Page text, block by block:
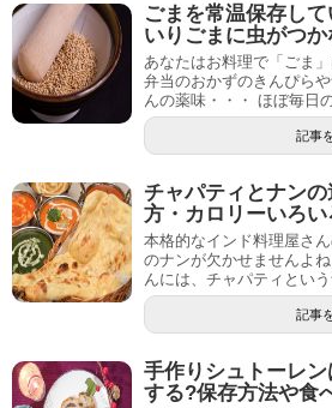
ごまを常温保存し
いりごまに虫がつ
あなたはお料理で「ごま
弁当のおかずのきんぴら
んの薬味・・・ ほぼ毎日の
記事
チャパティとナン
方・カロリーいろ
本格的なインド料理屋さ
のナンが欠かせませんよ
んには、チャパティとい
記事
手作りシュトーレ
する?保存方法や食